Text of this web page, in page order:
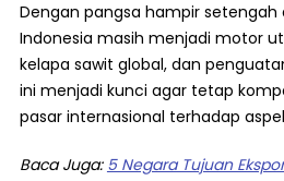
Dengan pangsa hampir setengah
Indonesia masih menjadi motor
kelapa sawit global, dan
ini menjadi kunci agar tetap
pasar internasional terhadap
Baca Juga: 5 Negara Tujuan